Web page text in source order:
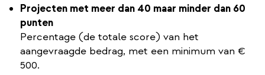
Projecten met meer dan 40 maar minder dan 60
punten
Percentage (de totale score) van het
aangevraagde bedrag, met een minimum van €
500.